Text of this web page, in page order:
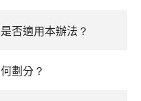
否適用本辦法？
劃分？